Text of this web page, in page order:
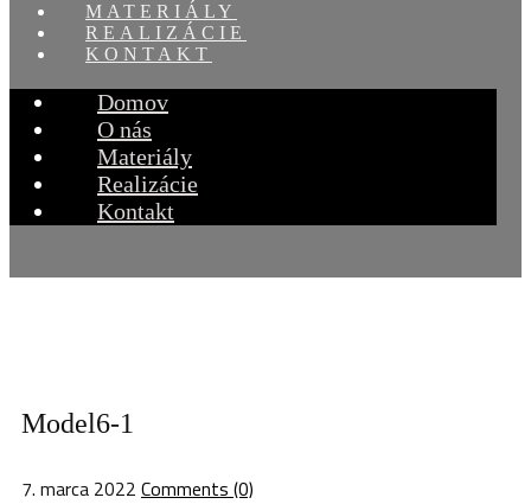
MATERIÁLY
REALIZÁCIE
KONTAKT
Domov
O nás
Materiály
Realizácie
Kontakt
Model6-1
7. marca 2022 Comments (0)